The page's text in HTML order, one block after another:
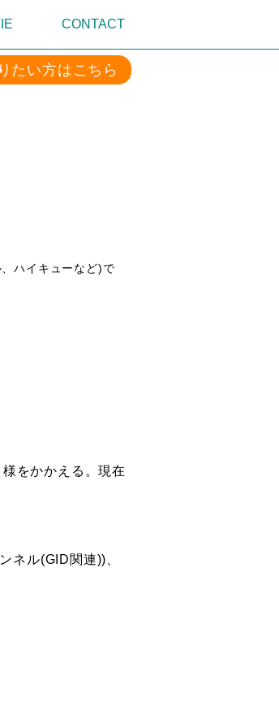
CONTACT
たい方はこちら
ハイキューなど)で
をかかえる。現在
ネル(GID関連))、